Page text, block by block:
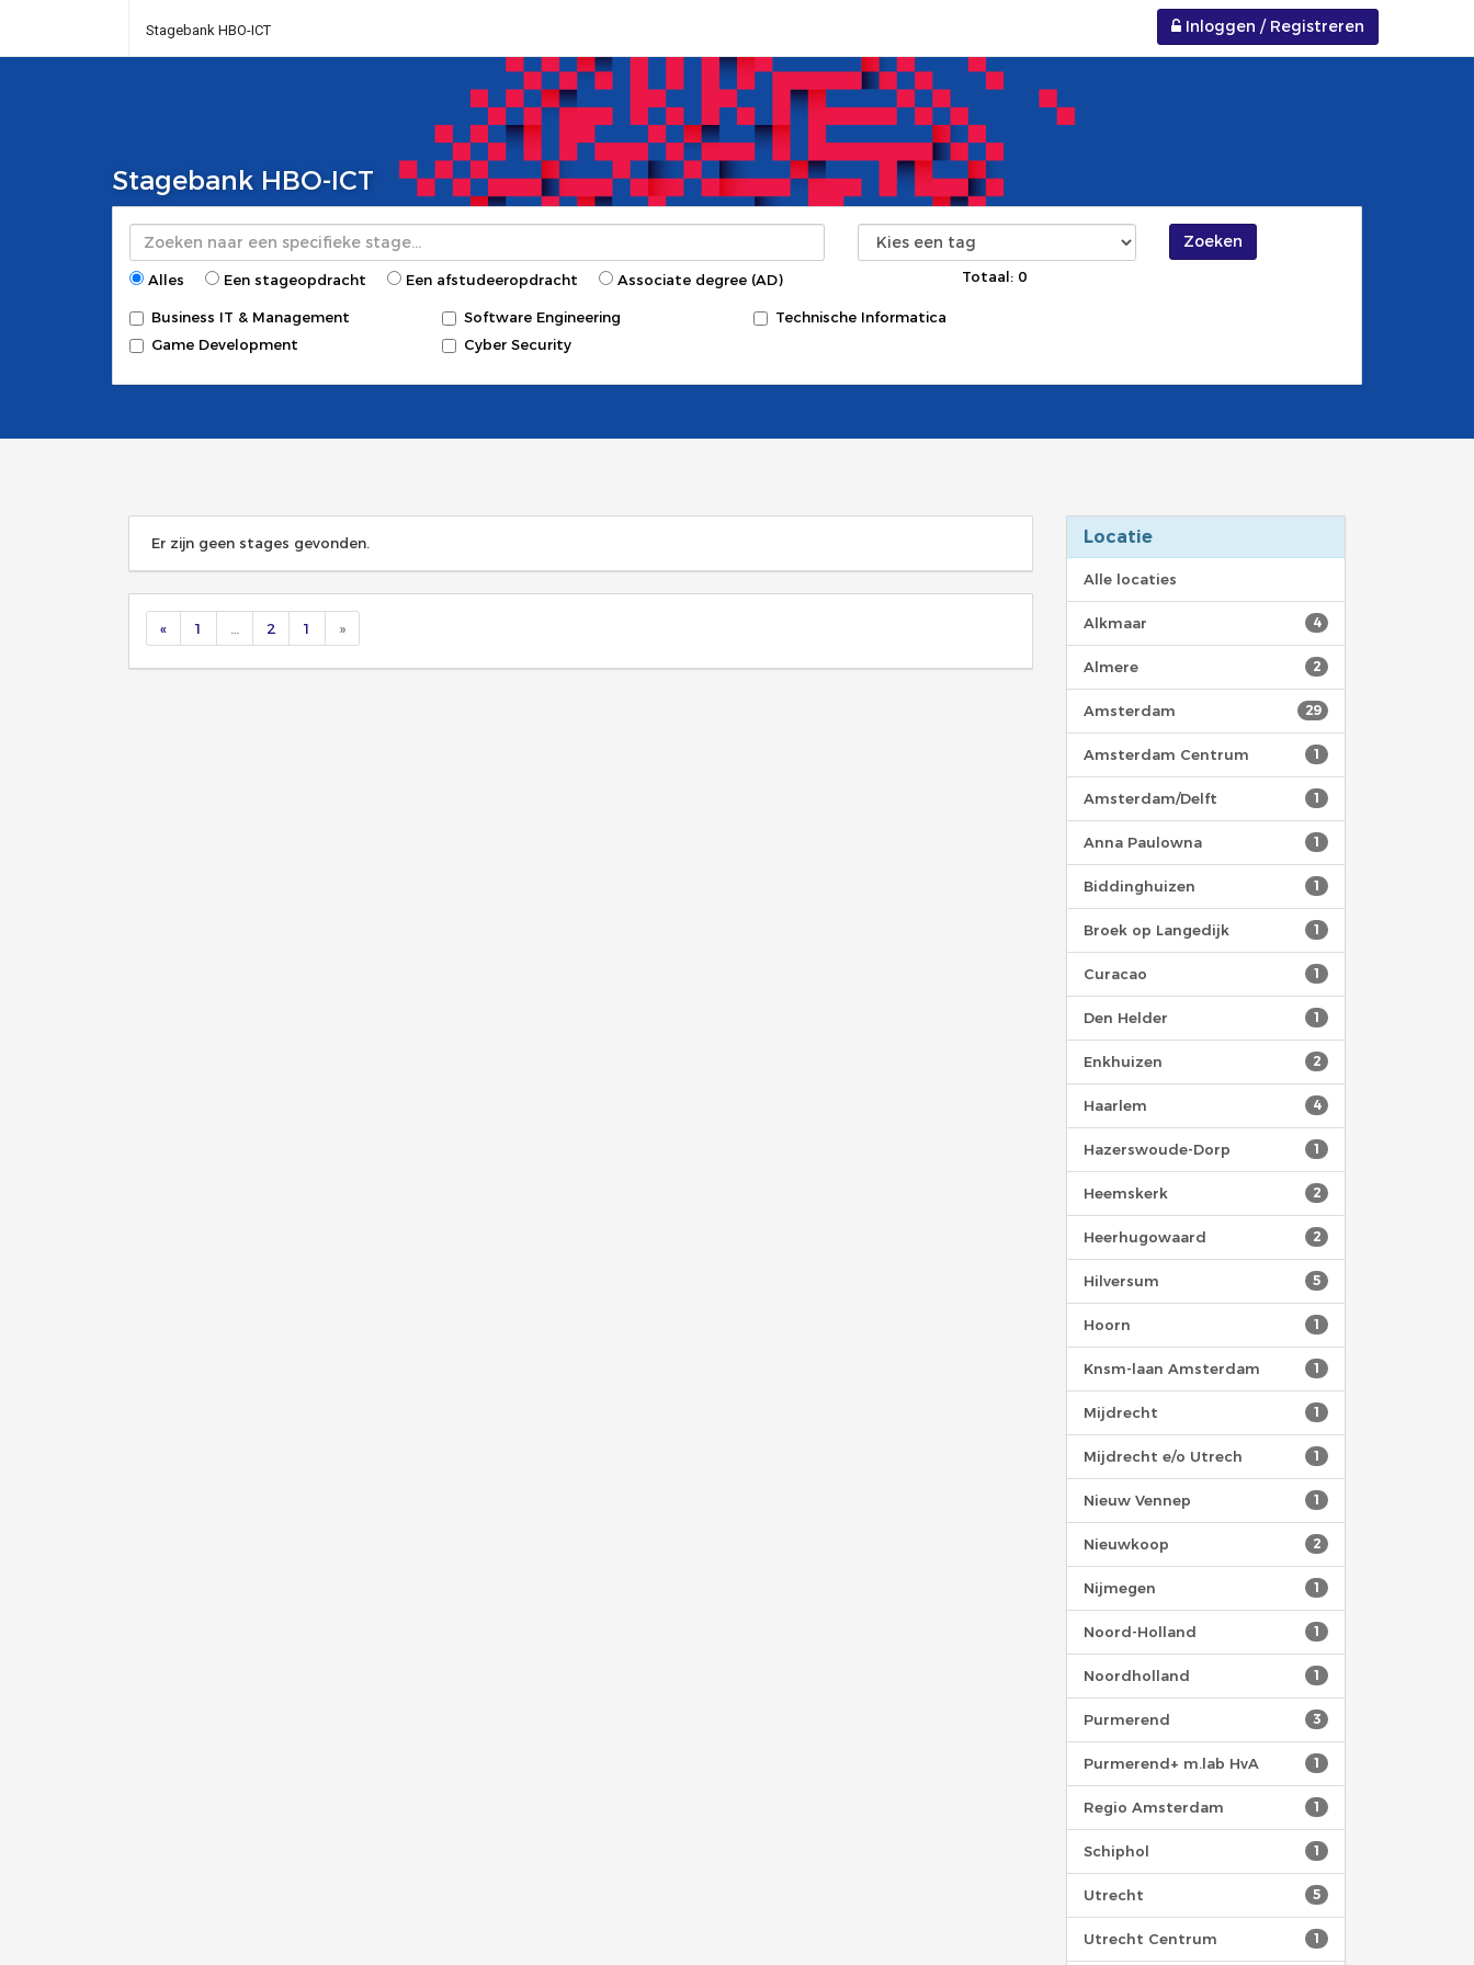
Stagebank HBO-ICT Inloggen / Registreren
Stagebank HBO-ICT
Zoeken Zoeken
Alles Een stageopdracht Een afstudeeropdracht Associate degree (AD) Totaal: 0
Business IT & Management
Game Development
Software Engineering
Cyber Security
Technische Informatica
Er zijn geen stages gevonden.
« 1 2 1 »
Locatie
Alle locaties
4
Alkmaar
2
Almere
29
Amsterdam
1
Amsterdam Centrum
1
Amsterdam/Delft
1
Anna Paulowna
1
Biddinghuizen
1
Broek op Langedijk
1
Curacao
1
Den Helder
2
Enkhuizen
4
Haarlem
1
Hazerswoude-Dorp
2
Heemskerk
2
Heerhugowaard
5
Hilversum
1
Hoorn
1
Knsm-laan Amsterdam
1
Mijdrecht
1
Mijdrecht e/o Utrech
1
Nieuw Vennep
2
Nieuwkoop
1
Nijmegen
1
Noord-Holland
1
Noordholland
3
Purmerend
1
Purmerend+ m.lab HvA
1
Regio Amsterdam
1
Schiphol
5
Utrecht
1
Utrecht Centrum